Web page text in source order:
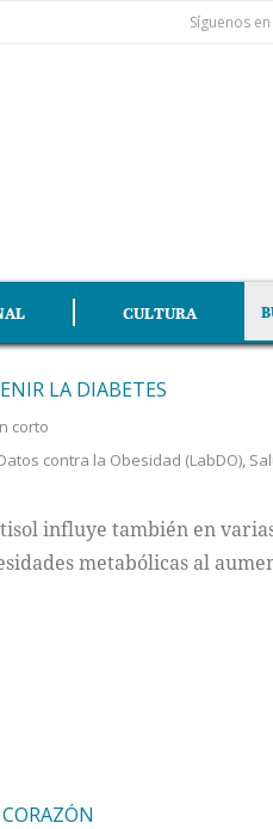
Síguenos
CULTURA
LA DIABETES
corto
contra la Obesidad (LabDO),
influye también en
metabólicas al